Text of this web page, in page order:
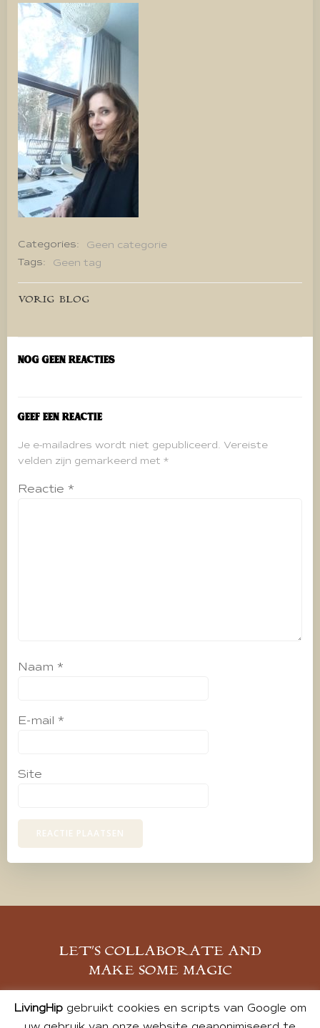
Categories:
Geen categorie
Tags:
Geen tag
Bericht
navigatie
VORIG BLOG
Nog geen reacties
Geef een reactie
Je e-mailadres wordt niet gepubliceerd. Vereiste
velden zijn gemarkeerd met *
Reactie *
Naam *
E-mail *
Site
LET’S COLLABORATE AND
MAKE SOME MAGIC
MELD JE AAN
LivingHipgebruikt cookies en scripts van Google om